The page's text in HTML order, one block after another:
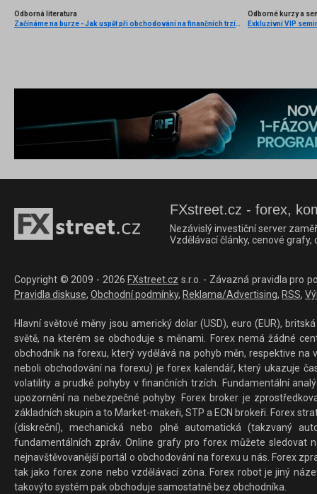
Odborná literatura
Začínáme na burze - Jak uspět při obchodování na finančních trzích (1. vydání)
Odborné kurzy a
Exkluzivní VIP
FXstreet.cz - forex,
Nezávislý investiční server
Vzdělávací články, cenové
Copyright © 2009 - 2026 FXstreet.cz s.r.o. - Závazná pravidla pro
Pravidla diskuse, Obchodní podmínky, Reklama/Advertising, RSS,
Hlavní světové měny jsou americký dolar (USD), euro (EUR),
světě, na kterém se obchoduje s měnami. Forex nemá žádné
obchodník na forexu, který vydělává na pohyb měn, respektive
neboli obchodování na forexu) je forex kalendář, který ukazuje
volatility a prudké pohyby v finančních trzích. Fundamentální
upozornění na nebezpečné pohyby. Forex broker je
základních skupin a to Market-makeři, STP a ECN brokeři. Forex
(diskreční), mechanická nebo plně automatická (takzvaný
fundamentálních zpráv. Online grafy pro forex můžete sledovat
nejnavštěvovanější portál o obchodování na forexu u nás. Forex
tak jako forex zone nebo vzdělávací zóna. Forex robot je jiný
takovýto systém pak obchoduje samostatně bez obchodníka.